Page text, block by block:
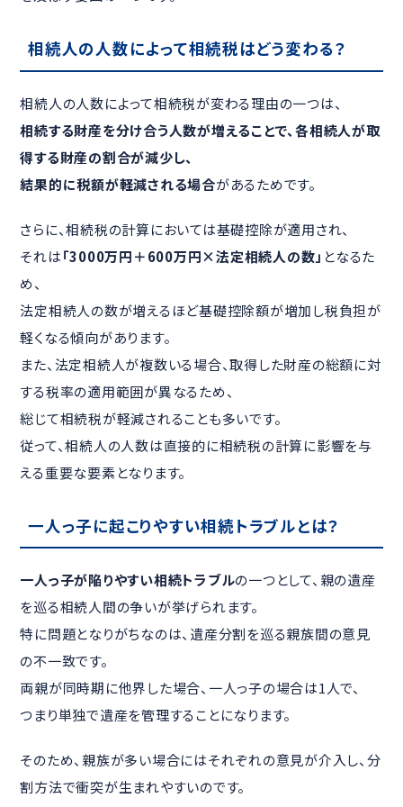
相続人の人数によって相続税はどう変わる？
相続人の人数によって相続税が変わる理由の一つは、
相続する財産を分け合う人数が増えることで、各相続人が取
得する財産の割合が減少し、
結果的に税額が軽減される場合があるためです。
さらに、相続税の計算においては基礎控除が適用され、
それは「3000万円＋600万円×法定相続人の数」 となるた
め、
法定相続人の数が増えるほど基礎控除額が増加し税負担が
軽くなる傾向があります。
また、法定相続人が複数いる場合、取得した財産の総額に対
する税率の適用範囲が異なるため、
総じて相続税が軽減されることも多いです。
従って、相続人の人数は直接的に相続税の計算に影響を与
える重要な要素となります。
一人っ子に起こりやすい相続トラブルとは？
一人っ子が陥りやすい相続トラブルの一つとして、親の遺産
を巡る相続人間の争いが挙げられます。
特に問題となりがちなのは、遺産分割を巡る親族間の意見
の不一致です。
両親が同時期に他界した場合、一人っ子の場合は1人で、
つまり単独で遺産を管理することになります。
そのため、親族が多い場合にはそれぞれの意見が介入し、分
割方法で衝突が生まれやすいのです。